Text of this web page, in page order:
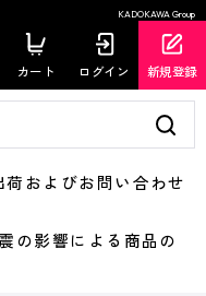
KADOKAWA Group
カート ログイン 新規登録
およびお問い合わせ
影響による商品の